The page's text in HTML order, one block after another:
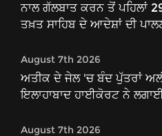
ਨਾਲ ਗੱਲਬਾਤ ਕਰਨ ਤੋਂ ਪਹਿਲਾਂ
ਤਖ਼ਤ ਸਾਹਿਬ ਦੇ ਆਦੇਸ਼ਾਂ ਦੀ
August 7th 2026
ਅਤੀਕ ਦੇ ਜੇਲ 'ਚ ਬੰਦ ਪੁੱਤਰਾਂ
ਇਲਾਹਾਬਾਦ ਹਾਈਕੋਰਟ ਨੇ
August 7th 2026